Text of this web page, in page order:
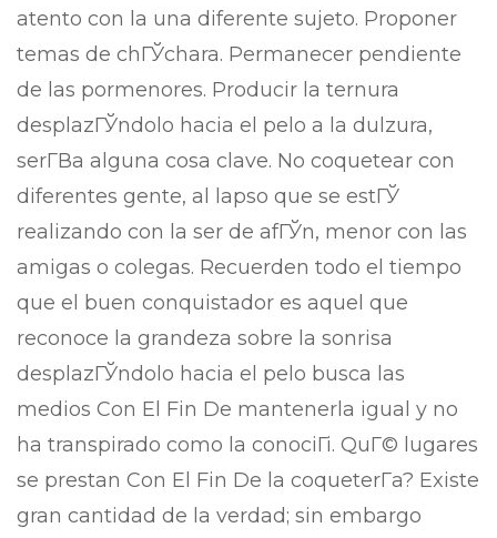
atento con la una diferente sujeto. Proponer
temas de chГЎchara. Permanecer pendiente
de las pormenores. Producir la ternura
desplazГЎndolo hacia el pelo a la dulzura,
serГ­В­a alguna cosa clave. No coquetear con
diferentes gente, al lapso que se estГЎ
realizando con la ser de afГЎn, menor con las
amigas o colegas. Recuerden todo el tiempo
que el buen conquistador es aquel que
reconoce la grandeza sobre la sonrisa
desplazГЎndolo hacia el pelo busca las
medios Con El Fin De mantenerla igual y no
ha transpirado como la conociГі. QuГ© lugares
se prestan Con El Fin De la coqueterГ­a? Existe
gran cantidad de la verdad; sin embargo